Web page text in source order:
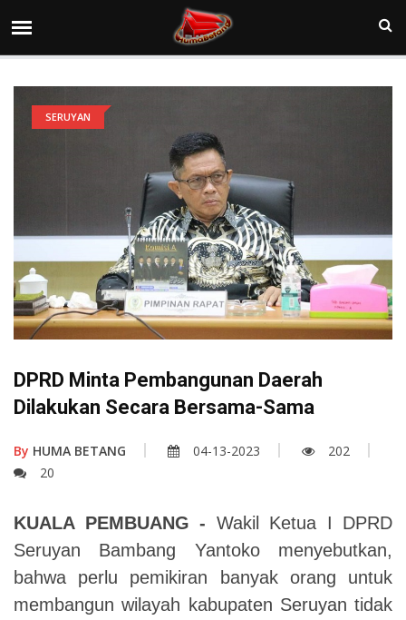
SERUYAN
DPRD Minta Pembangunan Daerah
Dilakukan Secara Bersama-Sama
By HUMA BETANG 04-13-2023
202
20
KUALA PEMBUANG - Wakil Ketua I DPRD
Seruyan Bambang Yantoko menyebutkan,
bahwa perlu pemikiran banyak orang untuk
membangun wilayah kabupaten Seruyan tidak